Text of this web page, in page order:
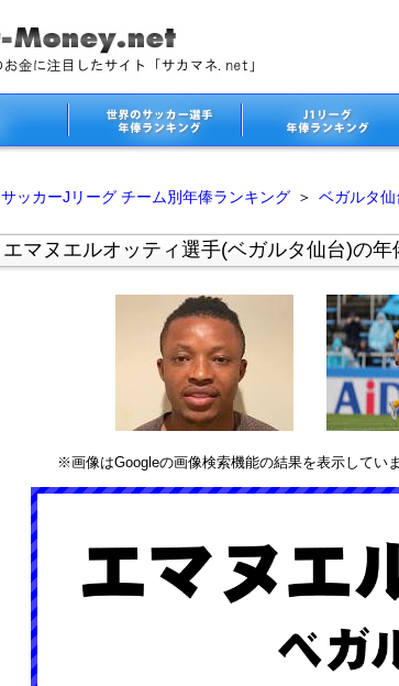
サッカーJリーグ チーム別年俸ランキング ＞ ベガルタ仙
エマヌエルオッティ選手(ベガルタ仙台)の年
※画像はGoogleの画像検索機能の結果を表示してい